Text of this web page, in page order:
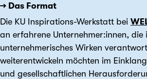
→ Das Format
Die KU Inspirations-Werkstatt bei
an erfahrene Unternehmer:innen, die
unternehmerisches Wirken
weiterentwickeln möchten im
und gesellschaftlichen